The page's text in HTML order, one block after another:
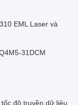
EML Laser và
31DCM
độ truyền dữ liệu